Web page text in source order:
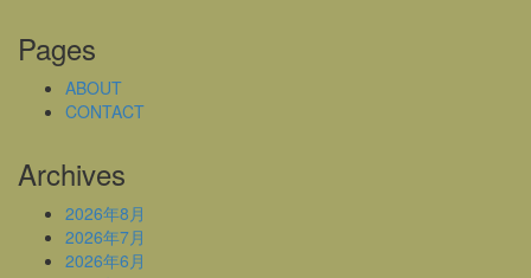
Pages
ABOUT
CONTACT
Archives
2026年8月
2026年7月
2026年6月